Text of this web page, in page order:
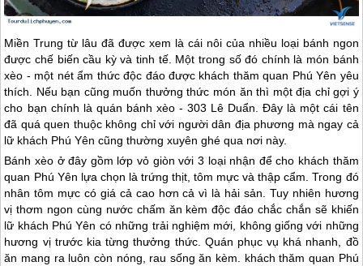
Miền Trung từ lâu đã được xem là cái nôi của nhiều loại bánh ngon
được chế biến cầu kỳ và tinh tế. Một trong số đó chính là món bánh
xèo - một nét ẩm thức độc đáo được khách thăm quan Phú Yên yêu
thích. Nếu bạn cũng muốn thưởng thức món ăn thì một địa chỉ gợi ý
cho bạn chính là quán bánh xèo - 303 Lê Duẩn. Đây là một cái tên
đã quá quen thuộc không chỉ với người dân địa phương mà ngay cả
lữ khách Phú Yên cũng thường xuyên ghé qua nơi này.
Bánh xèo ở đây gồm lớp vỏ giòn với 3 loại nhận để cho khách thăm
quan Phú Yên lựa chọn là trứng thịt, tôm mực và thập cẩm. Trong đó
nhân tôm mực có giá cả cao hơn cả vì là hải sản. Tuy nhiên hương
vị thơm ngon cùng nước chấm ăn kèm độc đáo chắc chắn sẽ khiến
lữ khách Phú Yên có những trải nghiệm mới, không giống với những
hương vị trước kia từng thưởng thức. Quán phục vụ khá nhanh, đồ
ăn mang ra luôn còn nóng, rau sống ăn kèm. khách thăm quan Phú